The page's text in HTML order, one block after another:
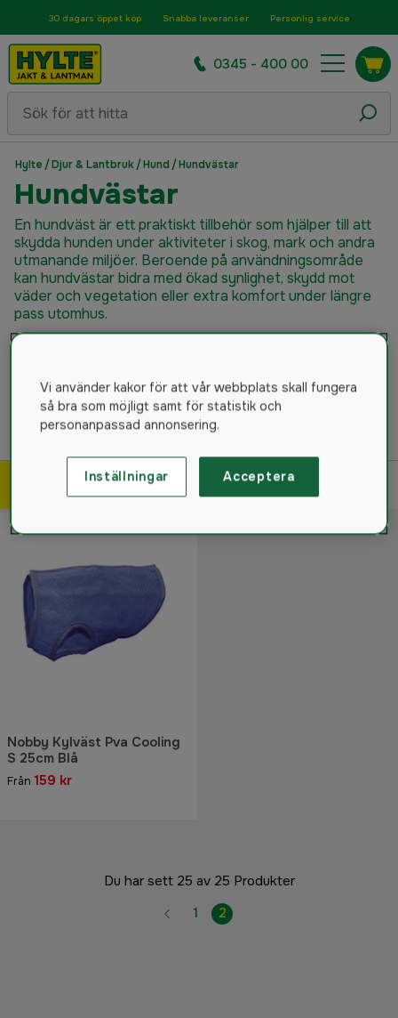
30 dagars öppet köp Snabba leveranser Personlig service
0345 - 400 00
Hylte /Djur & Lantbruk/Hund /Hundvästar
Hundvästar
En hundväst är ett praktiskt tillbehör som hjälper till att
skydda hunden under aktiviteter i skog, mark och andra
utmanande miljöer. Beroende på användningsområde
kan hundvästar bidra med ökad synlighet, skydd mot
väder och vegetation eller extra komfort under längre
pass utomhus.
Hundhalsband
Hundkoppel Hundsele
Hundtäcken
Hundleksaker Hundgård Hundbädd
Filtrera & sortera
Nobby Kylväst Pva Cooling
S 25cm Blå
Från 159 kr
Du har sett 25 av 25 Produkter
1
2
Vi använder kakor för att vår webbplats skall fungera
så bra som möjligt samt för statistik och
personanpassad annonsering.
Inställningar Acceptera